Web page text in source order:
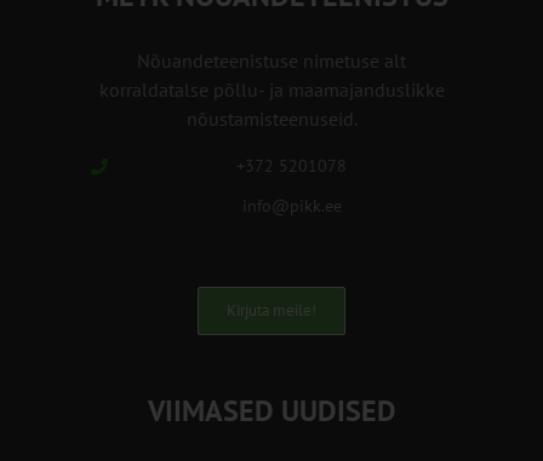
Nõuandeteenistuse nimetuse alt
korraldatalse põllu- ja maamajanduslikke
nõustamisteenuseid.
+372 5201078
info@pikk.ee
Kirjuta meile!
VIIMASED UUDISED